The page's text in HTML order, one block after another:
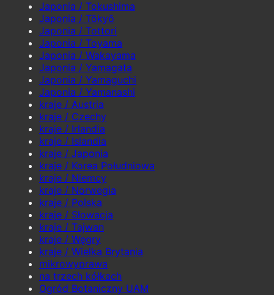
Japonia / Tokushima
Japonia / Tōkyō
Japonia / Tottori
Japonia / Toyama
Japonia / Wakayama
Japonia / Yamagata
Japonia / Yamaguchi
Japonia / Yamanashi
kraje / Austria
kraje / Czechy
kraje / Irlandia
kraje / Islandia
kraje / Japonia
kraje / Korea Południowa
kraje / Niemcy
kraje / Norwegia
kraje / Polska
kraje / Słowacja
kraje / Tajwan
kraje / Węgry
kraje / Wielka Brytania
mikrowyprawa
na trzech kółkach
Ogród Botaniczny UAM